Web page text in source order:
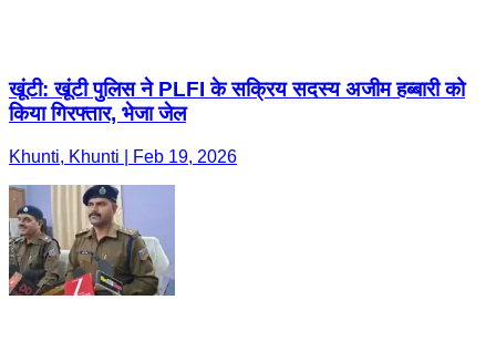
खूंटी: खूंटी पुलिस ने PLFI के सक्रिय सदस्य अजीम हब्बारी को
किया गिरफ्तार, भेजा जेल
Khunti, Khunti | Feb 19, 2026